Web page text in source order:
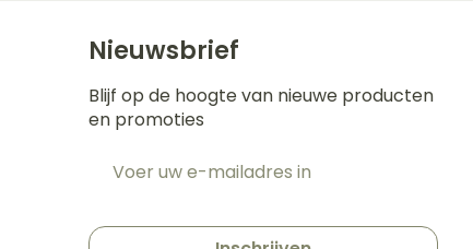
Nieuwsbrief
Blijf op de hoogte van nieuwe producten
en promoties